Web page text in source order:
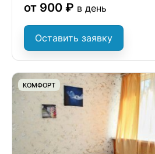
от 900 ₽ в день
Оставить заявку
КОМФОРТ